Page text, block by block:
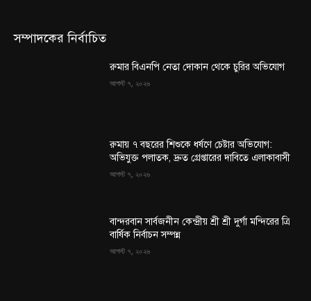
সম্পাদকের নির্বাচিত
রুমার বিএনপি নেতা দোকান থেকে চুরির অভিযোগ
আগস্ট ৭, ২০২৬
রুমায় ৭ বছরের শিশুকে ধর্ষণে চেষ্টার অভিযোগ:
অভিযুক্ত পলাতক, দ্রুত গ্রেপ্তারের দাবিতে এলাকাবাসী
আগস্ট ৭, ২০২৬
বান্দরবান সার্বজনীন কেন্দ্রীয় শ্রী শ্রী দুর্গা মন্দিরের ত্রি
বার্ষিক নির্বাচন সম্পন্ন
আগস্ট ৭, ২০২৬